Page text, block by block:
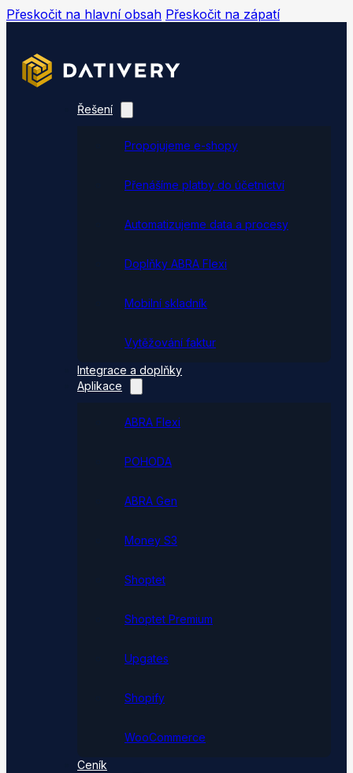
Přeskočit na hlavní obsah Přeskočit na zápatí
Řešení
Propojujeme e-shopy
Přenášíme platby do účetnictví
Automatizujeme data a procesy
Doplňky ABRA Flexi
Mobilní skladník
Vytěžování faktur
Integrace a doplňky
Aplikace
ABRA Flexi
POHODA
ABRA Gen
Money S3
Shoptet
Shoptet Premium
Upgates
Shopify
WooCommerce
Ceník